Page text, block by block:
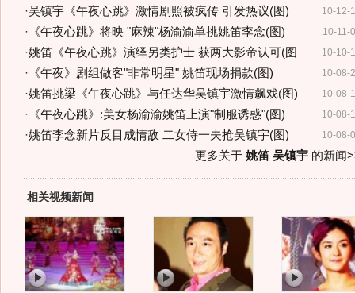
10-12-
·吴镇宇《午夜心跳》激情剧照被疯传 引发热议(图)
10-11-
· 《午夜心跳》将映 "麻辣"杨渝渝单挑姚笛李念(图)
10-10-
·姚笛《午夜心跳》演绎另类护士 获两大影帝认可(图
10-08-
· 《午夜》剧组做客"非常明星" 姚笛现场捐款(图)
10-08-
·姚笛挑梁《午夜心跳》与任达华吴镇宇激情飙戏(图)
10-08-
· 《午夜心跳》:美女杨渝渝姚笛上演"制服诱惑"(图)
10-08-
·姚笛李念新片反目成情敌 二女侍一夫抢吴镇宇(图)
更多关于 姚笛 吴镇宇的新闻
相关视频新闻